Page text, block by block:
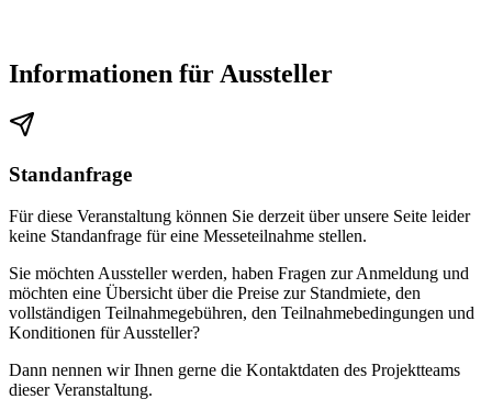
Informationen für Aussteller
Standanfrage
Für diese Veranstaltung können Sie derzeit über unsere Seite leider
keine Standanfrage für eine Messeteilnahme stellen.
Sie möchten Aussteller werden, haben Fragen zur Anmeldung und
möchten eine Übersicht über die Preise zur Standmiete, den
vollständigen Teilnahmegebühren, den Teilnahmebedingungen und
Konditionen für Aussteller?
Dann nennen wir Ihnen gerne die Kontaktdaten des Projektteams
dieser Veranstaltung.